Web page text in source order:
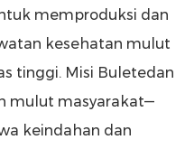
memproduksi dan
kesehatan mulut
tinggi. Misi Buletedan
mulut masyarakat—
keindahan dan